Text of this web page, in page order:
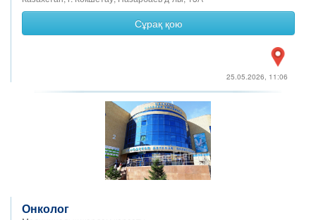
Сұрақ қою
25.05.2026, 11:06
Онколог